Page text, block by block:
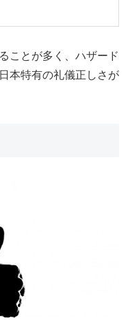
ことが多く、ハザード
本特有の礼儀正しさが